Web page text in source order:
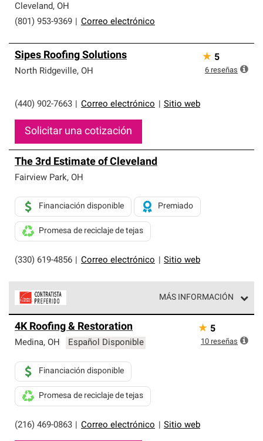
Cleveland, OH
(801) 953-9369
Correo electrónico
Sipes Roofing Solutions
North Ridgeville, OH
(440) 902-7663 Correo electrónico Sitio web
Solicitar una cotización
★ 5
6 reseñas
The 3rd Estimate of Cleveland
Fairview Park, OH
(330) 619-4856 Correo electrónico Sitio web
Financiación disponible Premiado
Promesa de reciclaje de tejas
MÁS INFORMACIÓN
parte de una red exclusiva de profesionales de techos
que cumplen con altos estándares y requisitos estrictos
4K Roofing & Restoration
Medina, OH Español Disponible
(216) 469-0863 Correo electrónico Sitio web
Financiación disponible
Promesa de reciclaje de tejas
★ 5
10 reseñas